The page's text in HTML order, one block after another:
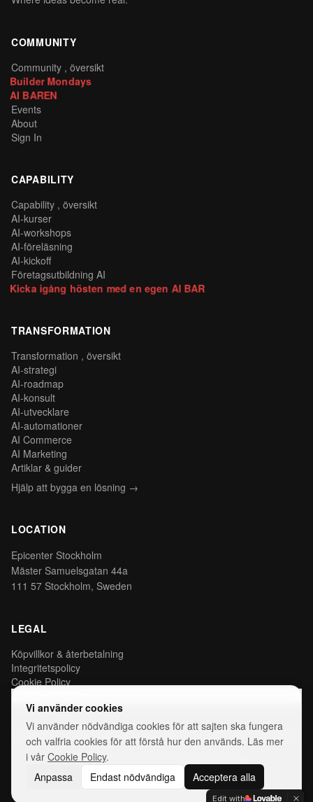
COMMUNITY
Community , översikt
Builder Mondays
AI BAREN
Events
About
Sign In
CAPABILITY
Capability , översikt
AI-kurser
AI-workshops
AI-föreläsning
AI-kickoff
Företagsutbildning AI
Kicka igång hösten med en egen AI BAR
TRANSFORMATION
Transformation , översikt
AI-strategi
AI-roadmap
AI-konsult
AI-utvecklare
AI-automationer
AI Commerce
AI Marketing
Artiklar & guider
Hjälp att bygga en lösning →
LOCATION
Epicenter Stockholm
Mäster Samuelsgatan 44a
111 57 Stockholm, Sweden
LEGAL
Köpvillkor & återbetalning
Integritetspolicy
Cookie Policy
Hantera cookies
©2026AIDEAS.WORKS. All rights reserved.
Vi använder cookies
Vi använder nödvändiga cookies för att sajten ska fungera
och valfria cookies för att förstå hur den används. Läs mer
i vår Cookie Policy.
Anpassa
Endast nödvändiga Acceptera alla
Edit with